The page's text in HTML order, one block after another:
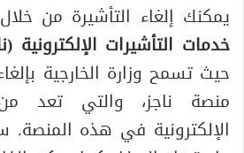
يمكنك إلغاء التأشيرة من
خدمات التأشيرات الإلكترونية
حيث تسمح وزارة الخارجية
منصة ناجز، والتي تعد
الإلكترونية في هذه المنصة.